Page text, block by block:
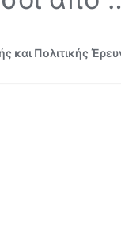
και Πολιτικής